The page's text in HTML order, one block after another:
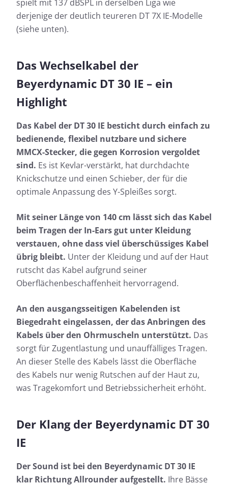
spielt mit 137 dBSPL in derselben Liga wie
derjenige der deutlich teureren DT 7X IE-Modelle
(siehe unten).
Das Wechselkabel der
Beyerdynamic DT 30 IE – ein
Highlight
Das Kabel der DT 30 IE besticht durch einfach zu
bedienende, flexibel nutzbare und sichere
MMCX-Stecker, die gegen Korrosion vergoldet
sind. Es ist Kevlar-verstärkt, hat durchdachte
Knickschutze und einen Schieber, der für die
optimale Anpassung des Y-Spleißes sorgt.
Mit seiner Länge von 140 cm lässt sich das Kabel
beim Tragen der In-Ears gut unter Kleidung
verstauen, ohne dass viel überschüssiges Kabel
übrig bleibt. Unter der Kleidung und auf der Haut
rutscht das Kabel aufgrund seiner
Oberflächenbeschaffenheit hervorragend.
An den ausgangsseitigen Kabelenden ist
Biegedraht eingelassen, der das Anbringen des
Kabels über den Ohrmuscheln unterstützt. Das
sorgt für Zugentlastung und unauffälliges Tragen.
An dieser Stelle des Kabels lässt die Oberfläche
des Kabels nur wenig Rutschen auf der Haut zu,
was Tragekomfort und Betriebssicherheit erhöht.
Der Klang der Beyerdynamic DT 30
IE
Der Sound ist bei den Beyerdynamic DT 30 IE
klar Richtung Allrounder aufgestellt. Ihre Bässe